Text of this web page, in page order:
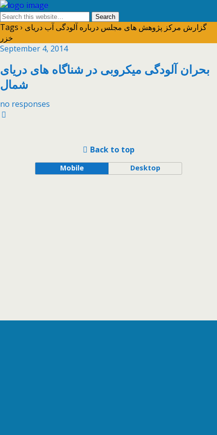
Tags › گزارش مرکز پژوهش های مجلس درباره آلودگی آب دریای
خزر
September 4, 2014
بحران آلودگی میکروبی در شناگاه های دریای
شمال
no responses
Back to top
Mobile Desktop